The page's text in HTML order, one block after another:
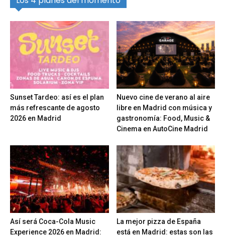
Sunset Tardeo: así es el plan
más refrescante de agosto
2026 en Madrid
Nuevo cine de verano al aire
libre en Madrid con música y
gastronomía: Food, Music &
Cinema en AutoCine Madrid
Así será Coca-Cola Music
Experience 2026 en Madrid:
La mejor pizza de España
está en Madrid: estas son las